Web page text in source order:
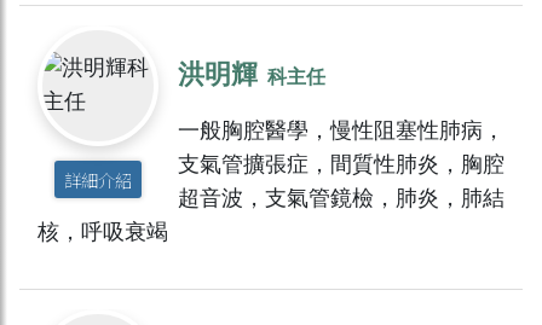
詳細介紹
洪明輝 科主任
一般胸腔醫學，慢性阻塞性肺病，
支氣管擴張症，間質性肺炎，胸腔
超音波，支氣管鏡檢，肺炎，肺結
核，呼吸衰竭